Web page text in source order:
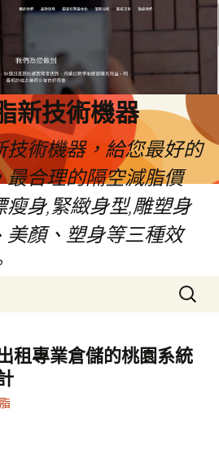
新技術機器
技術機器，給您最好的
合理的隔空減脂價
身,緊緻身型,雕塑身
美顏、塑身等三種效
搜
尋
鍵
字:
租專業倉儲的桃園系統